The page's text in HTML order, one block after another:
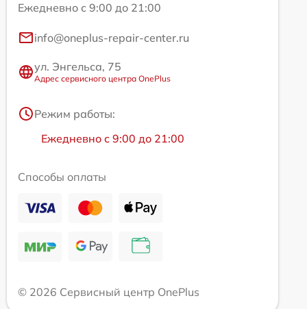
Ежедневно с 9:00 до 21:00
info@oneplus-repair-center.ru
ул. Энгельса, 75
Адрес сервисного центра OnePlus
Режим работы:
Ежедневно с 9:00 до 21:00
Способы оплаты
© 2026 Сервисный центр OnePlus